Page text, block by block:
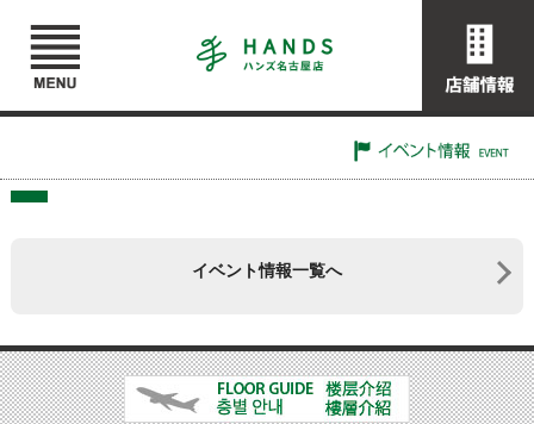
イベント情報一覧へ